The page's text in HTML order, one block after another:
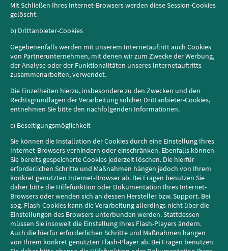
Mit Schließen Ihres Internet-Browsers werden diese Session-Cookies
gelöscht.
b) Drittanbieter-Cookies
Gegebenenfalls werden mit unserem Internetauftritt auch Cookies
von Partnerunternehmen, mit denen wir zum Zwecke der Werbung,
der Analyse oder der Funktionalitäten unseres Internetauftritts
zusammenarbeiten, verwendet.
Die Einzelheiten hierzu, insbesondere zu den Zwecken und den
Rechtsgrundlagen der Verarbeitung solcher Drittanbieter-Cookies,
entnehmen Sie bitte den nachfolgenden Informationen.
c) Beseitigungsmöglichkeit
Sie können die Installation der Cookies durch eine Einstellung Ihres
Internet-Browsers verhindern oder einschränken. Ebenfalls können
Sie bereits gespeicherte Cookies jederzeit löschen. Die hierfür
erforderlichen Schritte und Maßnahmen hängen jedoch von Ihrem
konkret genutzten Internet-Browser ab. Bei Fragen benutzen Sie
daher bitte die Hilfefunktion oder Dokumentation Ihres Internet-
Browsers oder wenden sich an dessen Hersteller bzw. Support. Bei
sog. Flash-Cookies kann die Verarbeitung allerdings nicht über die
Einstellungen des Browsers unterbunden werden. Stattdessen
müssen Sie insoweit die Einstellung Ihres Flash-Players ändern.
Auch die hierfür erforderlichen Schritte und Maßnahmen hängen
von Ihrem konkret genutzten Flash-Player ab. Bei Fragen benutzen